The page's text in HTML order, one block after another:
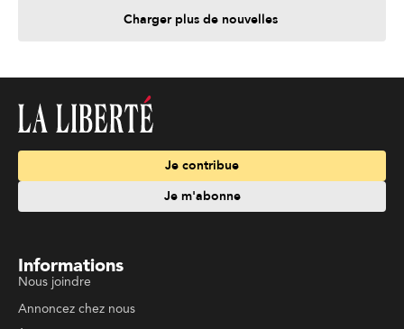
Charger plus de nouvelles
Je contribue
Je m'abonne
Informations
Nous joindre
Annoncez chez nous